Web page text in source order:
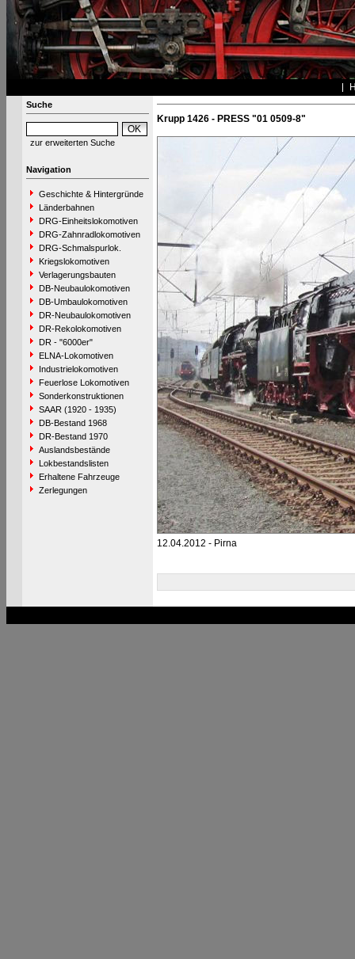
Suche
zur erweiterten Suche
Navigation
Geschichte & Hintergründe
Länderbahnen
DRG-Einheitslokomotiven
DRG-Zahnradlokomotiven
DRG-Schmalspurlok.
Kriegslokomotiven
Verlagerungsbauten
DB-Neubaulokomotiven
DB-Umbaulokomotiven
DR-Neubaulokomotiven
DR-Rekolokomotiven
DR - "6000er"
ELNA-Lokomotiven
Industrielokomotiven
Feuerlose Lokomotiven
Sonderkonstruktionen
SAAR (1920 - 1935)
DB-Bestand 1968
DR-Bestand 1970
Auslandsbestände
Lokbestandslisten
Erhaltene Fahrzeuge
Zerlegungen
Krupp 1426 - PRESS "01 0509-8"
12.04.2012 - Pirna